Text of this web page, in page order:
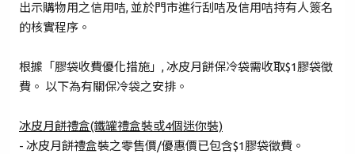
登入
出示購物用之信用咭, 並於門市進行刮咭及信用咭持有人簽名
的核實程序。
根據「膠袋收費優化措施」, 冰皮月餅保冷袋需收取$1膠袋徵
費。 以下為有關保冷袋之安排。
冰皮月餅禮盒(鐵罐禮盒裝或4個迷你裝)
- 冰皮月餅禮盒裝之零售價/優惠價已包含$1膠袋徵費。